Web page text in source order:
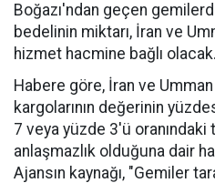
Boğazı'ndan geçen
bedelinin miktarı, İran ve
hizmet hacmine bağlı olacak.
Habere göre, İran ve
kargolarının değerinin
7 veya yüzde 3'ü
anlaşmazlık olduğuna dair
Ajansın kaynağı, "Gemiler